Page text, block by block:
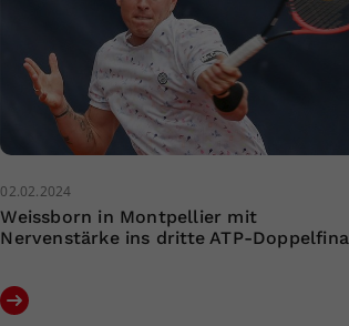
02.02.2024
Weissborn in Montpellier mit
Nervenstärke ins dritte ATP-